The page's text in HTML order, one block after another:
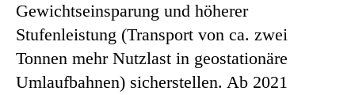
Gewichtseinsparung und höherer
Stufenleistung (Transport von ca. zwei
Tonnen mehr Nutzlast in geostationäre
Umlaufbahnen) sicherstellen. Ab 2021